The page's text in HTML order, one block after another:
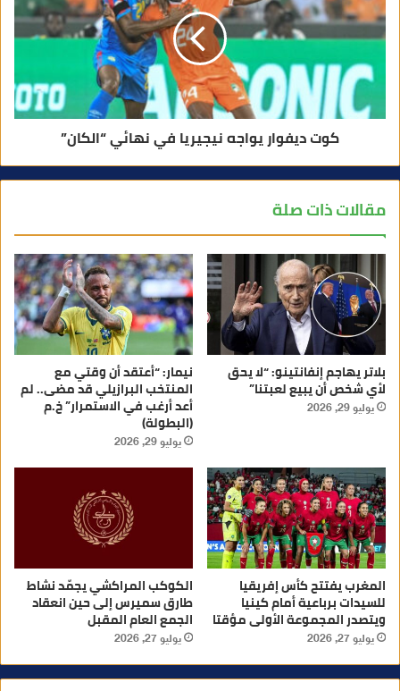
كوت ديفوار يواجه نيجيريا في نهائي “الكان”
مقالات ذات صلة
بلاتر يهاجم إنفانتينو: “لا يحق
لأي شخص أن يبيع لعبتنا”
يوليو 29, 2026
نيمار: “أعتقد أن وقتي مع
المنتخب البرازيلي قد مضى.. لم
أعد أرغب في الاستمرار” خ.م
(البطولة)
يوليو 29, 2026
المغرب يفتتح كأس إفريقيا
للسيدات برباعية أمام كينيا
ويتصدر المجموعة الأولى مؤقتا
يوليو 27, 2026
الكوكب المراكشي يجمّد نشاط
طارق سميرس إلى حين انعقاد
الجمع العام المقبل
يوليو 27, 2026